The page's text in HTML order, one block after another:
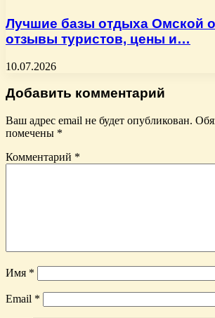
Лучшие базы отдыха Омской
отзывы туристов, цены и…
10.07.2026
Добавить комментарий
Ваш адрес email не будет опубликован.
помечены *
Комментарий *
Имя *
Email *